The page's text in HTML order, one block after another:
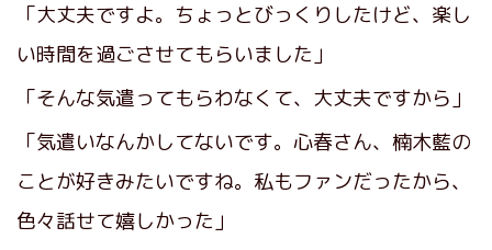
「大丈夫ですよ。ちょっとびっくりしたけど、楽し
い時間を過ごさせてもらいました」
「そんな気遣ってもらわなくて、大丈夫ですから」
「気遣いなんかしてないです。心春さん、楠木藍の
ことが好きみたいですね。私もファンだったから、
色々話せて嬉しかった」